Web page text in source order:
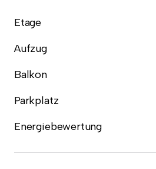
Etage
Aufzug
Balkon
Parkplatz
Energiebewertung